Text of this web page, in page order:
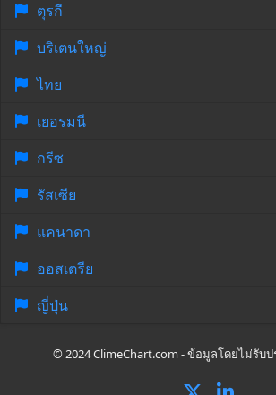
ตุรกี
บริเตนใหญ่
ไทย
เยอรมนี
กรีซ
รัสเซีย
แคนาดา
ออสเตรีย
ญี่ปุ่น
© 2024 ClimeChart.com - ข้อมูลโดยไม่รับ